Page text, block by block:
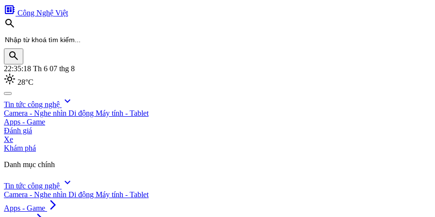
developer_board Công Nghệ Việt
search
search
22:35:20 Th 6 07 thg 8
light_mode 28°C
search
Tin tức công nghệ expand_more
Camera - Nghe nhìn Di động Máy tính - Tablet
Apps - Game
Đánh giá
Xe
Khám phá
Danh mục chính
Tin tức công nghệ expand_more
Camera - Nghe nhìn Di động Máy tính - Tablet
Apps - Game arrow_forward_ios